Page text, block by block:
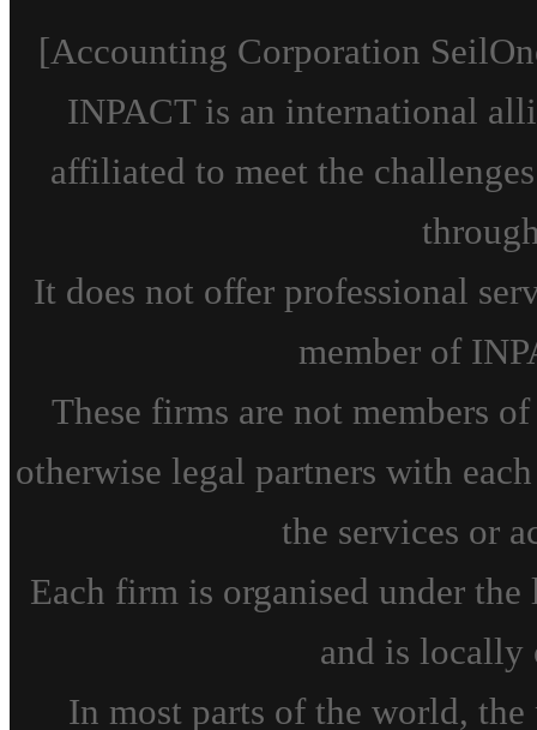
[Accounting Corporation
INPACT is an international
affiliated to meet the
It does not offer professional
member of
These firms are not members
otherwise legal partners with
the services or
Each firm is organised under
and is locally
In most parts of the world,